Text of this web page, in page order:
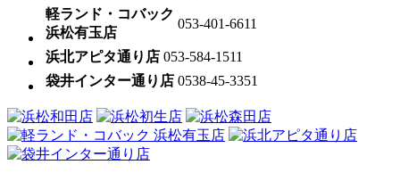
軽ランド・コバック
浜松有玉店
053-401-6611
浜北アピタ通り店 053-584-1511
袋井インター通り店 0538-45-3351